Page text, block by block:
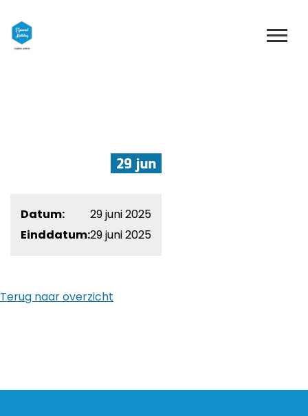
29 jun
Datum:
29 juni 2025
Einddatum:29 juni 2025
Terug naar overzicht